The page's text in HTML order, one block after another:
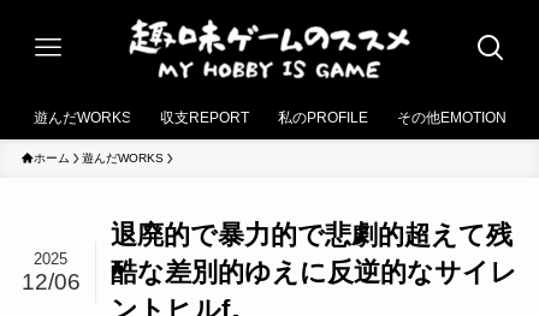
遊んだWORKS 収支REPORT 私のPROFILE その他EMOTION
ホーム 遊んだWORKS
退廃的で暴力的で悲劇的超えて残
酷な差別的ゆえに反逆的なサイレ
ントヒルf。
2025
12/06